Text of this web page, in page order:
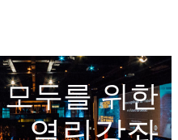
모두를 위한